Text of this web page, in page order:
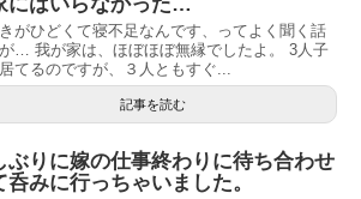
がひどくて寝不足なんです、ってよく聞く話
… 我が家は、ほぼほぼ無縁でしたよ。 3人子
てるのですが、３人ともすぐ...
記事を読む
ぶりに嫁の仕事終わりに待ち合わせ
呑みに行っちゃいました。